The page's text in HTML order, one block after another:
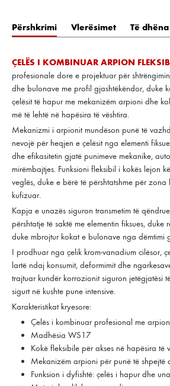
Përshkrimi Vlerësimet Të
ÇELËS I KOMBINUAR ARPION
profesionale dore e projektuar për
dhe bulonave me profil gjashtëkëndor, duke
çelësit të hapur me mekanizëm arpioni dhe
më të lehtë në hapësira të vështira.
Mekanizmi i arpionit mundëson punë të
nevojë për heqjen e çelësit nga elementi
dhe efikasitetin gjatë punimeve mekanike,
mirëmbajtjes. Funksioni fleksibil i kokës lejon
veglës, duke e bërë të përshtatshme për
kufizuar.
Kapja e unazës siguron transmetim të
përshtatje të saktë me elementin fiksues, duke
duke mbrojtur kokat e bulonave nga dëmtimi
I prodhuar nga çelik krom-vanadium cilësor,
lartë ndaj konsumit, deformimit dhe
trajtuar kundër korrozionit siguron jetëgjatësi
sigurt në kushte pune intensive.
Karakteristikat kryesore:
Çelës i kombinuar profesional me arpion
Madhësia WS17
Kokë fleksibile për akses në hapësira të
Mekanizëm arpioni për punë të shpejtë
Funksion i dyfishtë: çelës i hapur dhe